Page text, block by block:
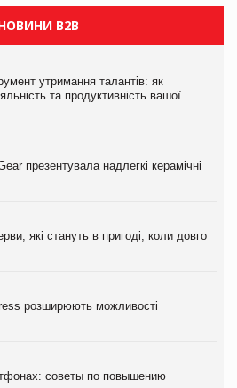
B2B
утримання талантів: як
та продуктивність вашої
презентувала надлегкі керамічні
які стануть в пригоді, коли довго
розширюють можливості
советы по повышению